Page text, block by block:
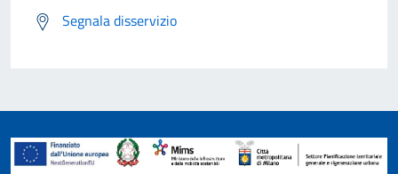
Segnala disservizio